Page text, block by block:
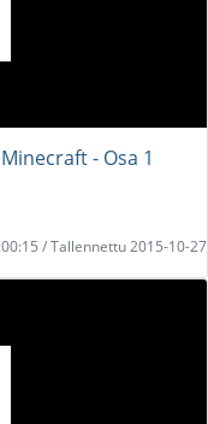
- Osa 1
/ Tallennettu 2015-10-27